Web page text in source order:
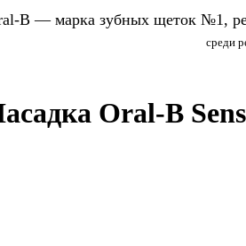
B — марка зубных щеток №1,
среди
Oral-B